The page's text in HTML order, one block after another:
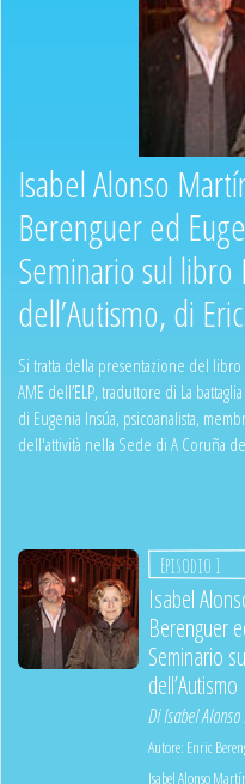
Isabel Alonso
Berenguer ed
Seminario sul libro
dell’Autismo, di
Si tratta della presentazione del libro
AME dell’ELP, traduttore di La
di Eugenia Insúa, psicoanalista,
dell'attività nella Sede di A Coruña
Episodio 1
Isabel
Berenguer
Seminario
dell’Autismo
DiIsabel
Autore: Enric
Isabel Alonso